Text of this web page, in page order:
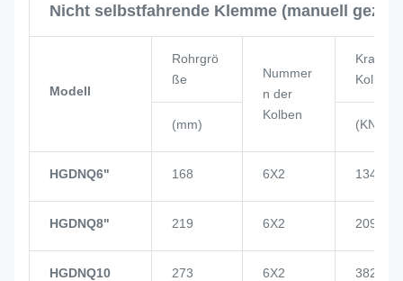
Nicht selbstfahrende Klemme (manuell
Modell
Rohrgrö
ße
Nummer
n der
Kolben
Kraft
Kolben
(mm) (KN)
HGDNQ6" 168 6X2 134
HGDNQ8" 219 6X2 209
HGDNQ10 273 6X2 382